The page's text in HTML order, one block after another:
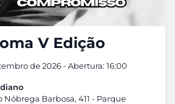
V Edição
de 2026 - Abertura: 16:00
Nóbrega Barbosa, 411 - Parque